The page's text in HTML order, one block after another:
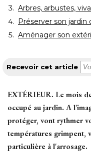
Arbres, arbustes,
Préserver son jardin
Aménager son
Recevoir cet article
EXTÉRIEUR. Le mois
occupé au jardin. A
protéger, vont rythmer
températures grimpent,
particulière à l'arrosage.